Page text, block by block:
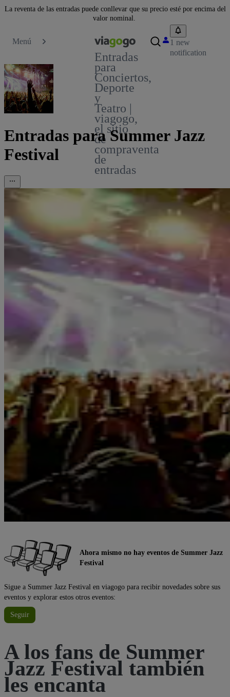
La reventa de las entradas puede conllevar que su precio esté por encima del
valor nominal.
Menú
Entradas
para
Conciertos,
Deporte
y
Teatro |
viagogo,
el sitio
de
compraventa
de
entradas
1 new
notification
Entradas para Summer Jazz
Festival
Ahora mismo no hay eventos de Summer Jazz
Festival
Sigue a Summer Jazz Festival en viagogo para recibir novedades sobre sus
eventos y explorar estos otros eventos:
Seguir
A los fans de Summer
Jazz Festival también
les encanta